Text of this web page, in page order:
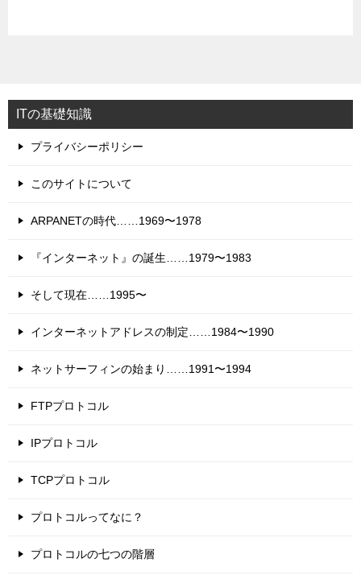
ITの基礎知識
プライバシーポリシー
このサイトについて
ARPANETの時代……1969〜1978
『インターネット』の誕生……1979〜1983
そして現在……1995〜
インターネットアドレスの制定……1984〜1990
ネットサーフィンの始まり……1991〜1994
FTPプロトコル
IPプロトコル
TCPプロトコル
プロトコルってなに？
プロトコルの七つの階層